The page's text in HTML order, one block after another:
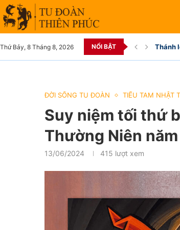
Thứ Bảy, 8 Tháng 8, 2026 NỔI BẬT Thánh
ĐỜI SỐNG TU ĐOÀN TIỂU TAM NHẬT
Suy niệm tối thứ
Thường Niên
13/06/2024 415 lượt xem